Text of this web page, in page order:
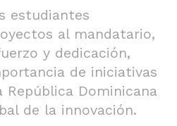
estudiantes
al mandatario,
y dedicación,
de iniciativas
República Dominicana
de la innovación.